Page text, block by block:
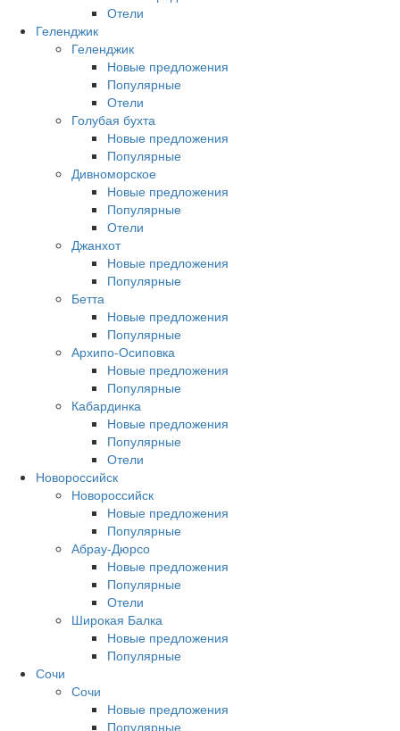
Отели
Геленджик
Геленджик
Новые предложения
Популярные
Отели
Голубая бухта
Новые предложения
Популярные
Дивноморское
Новые предложения
Популярные
Отели
Джанхот
Новые предложения
Популярные
Бетта
Новые предложения
Популярные
Архипо-Осиповка
Новые предложения
Популярные
Кабардинка
Новые предложения
Популярные
Отели
Новороссийск
Новороссийск
Новые предложения
Популярные
Абрау-Дюрсо
Новые предложения
Популярные
Отели
Широкая Балка
Новые предложения
Популярные
Сочи
Сочи
Новые предложения
Популярные